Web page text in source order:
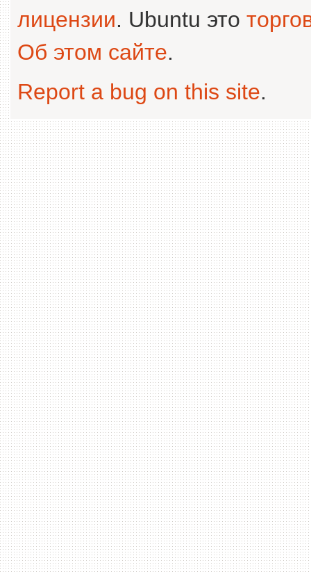
лицензии. Ubuntu это
Об этом сайте.
Report a bug on this site.